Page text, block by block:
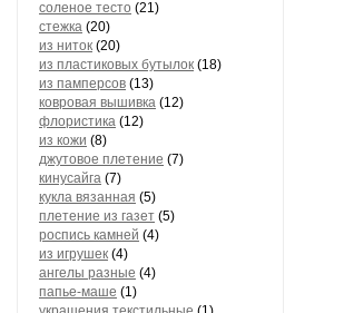
соленое тесто (21)
стежка (20)
из ниток (20)
из пластиковых бутылок (18)
из памперсов (13)
ковровая вышивка (12)
флористика (12)
из кожи (8)
джутовое плетение (7)
кинусайга (7)
кукла вязанная (5)
плетение из газет (5)
роспись камней (4)
из игрушек (4)
ангелы разные (4)
папье-маше (1)